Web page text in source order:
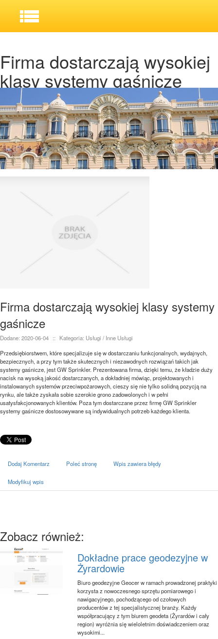
Firma dostarczają wysokiej
klasy systemy gaśnicze
Firma dostarczają wysokiej klasy systemy
gaśnicze
Dodane: 2020-06-04 ::
Kategoria: Usługi / Inne Usługi
Przedsiębiorstwem, które specjalizuje się w dostarczaniu funkcjonalnych, wydajnych,
bezpiecznych, a przy tym także skutecznych i niezawodnych rozwiązań takich jak
systemy gaśnicze, jest GW Sprinkler. Prezentowana firma, dzięki temu, że kładzie duży
nacisk na wysoką jakość dostarczanych, a dokładniej mówiąc, projektowanych i
instalowanych systemów przeciwpożarowych, cieszy się nie tylko solidną pozycją na
rynku, ale także zyskała sobie szerokie grono zadowolonych i w pełni
usatysfakcjonowanych klientów. Poza tym dostarczane przez firmę GW Sprinkler
systemy gaśnicze dostosowywane są indywidualnych potrzeb każdego klienta.
Dodaj Komentarz Poleć stronę Wpis zawiera błędy
Modyfikuj wpis
Zobacz również:
Dokładne prace geodezyjne w
Żyrardowie
Biuro geodezyjne Geocer w ramach prowadzonej praktyki
korzysta z nowoczesnego sprzętu pomiarowego i
nawigacyjnego, pochodzącego od czołowych
producentów z tej specjalistycznej branży. Każdy
współpracujący z tym biurem geodeta (Żyrardów i cały
region) wyróżnia się wieloletnim doświadczeniem oraz
wysokimi...